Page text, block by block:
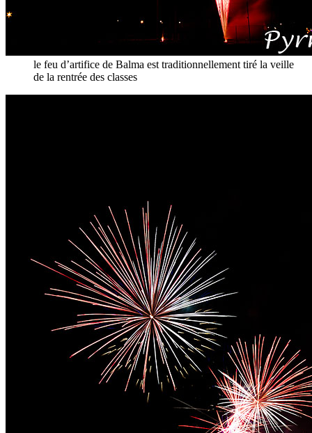
le feu d’artifice de Balma est traditionnellement tiré la veille
de la rentrée des classes